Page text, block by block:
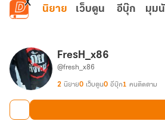
ข้ามไปยังเนื้อหาหลัก
นิยาย เว็บตูน อีบุ๊ก มุม
FresH_x86
@fresh_x86
2 นิยาย0 เว็บตูน0 อีบุ๊ก1 คนติดตาม